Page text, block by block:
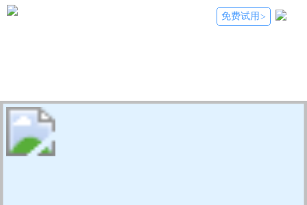
免费试用 >